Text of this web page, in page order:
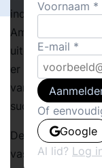
Amerikanen
uitgenodigd. &
er enkele
van hen wilden
succes! Zo zou
De Japanners
vast zat. Dit
Voornaam
E-mail
Of
Google
Al lid? Log